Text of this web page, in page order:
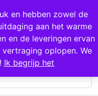
en hebben zowel de
aan het warme
en de leveringen ervan
oplopen. We
Ik begrijp het
voorraad
0